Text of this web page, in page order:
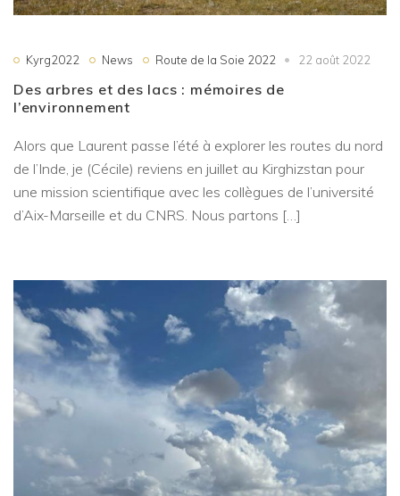
Kyrg2022 News Route de la Soie 2022 22 août 2022
Des arbres et des lacs : mémoires de
l’environnement
Alors que Laurent passe l’été à explorer les routes du nord
de l’Inde, je (Cécile) reviens en juillet au Kirghizstan pour
une mission scientifique avec les collègues de l’université
d’Aix-Marseille et du CNRS. Nous partons […]